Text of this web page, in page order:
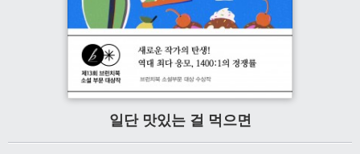
일단 맛있는 걸 먹으면